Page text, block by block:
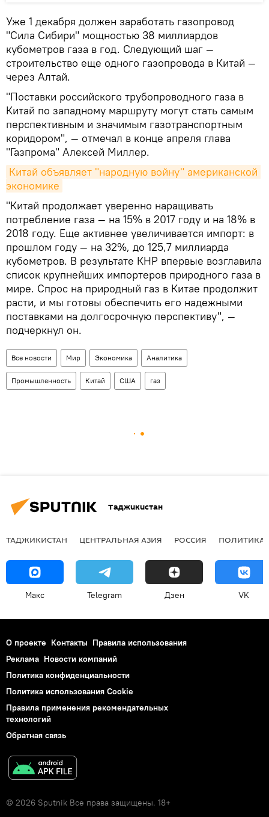
Уже 1 декабря должен заработать газопровод
"Сила Сибири" мощностью 38 миллиардов
кубометров газа в год. Следующий шаг —
строительство еще одного газопровода в Китай —
через Алтай.
"Поставки российского трубопроводного газа в
Китай по западному маршруту могут стать самым
перспективным и значимым газотранспортным
коридором", — отмечал в конце апреля глава
"Газпрома" Алексей Миллер.
Китай объявляет "народную войну" американской
экономике
"Китай продолжает уверенно наращивать
потребление газа — на 15% в 2017 году и на 18% в
2018 году. Еще активнее увеличивается импорт: в
прошлом году — на 32%, до 125,7 миллиарда
кубометров. В результате КНР впервые возглавила
список крупнейших импортеров природного газа в
мире. Спрос на природный газ в Китае продолжит
расти, и мы готовы обеспечить его надежными
поставками на долгосрочную перспективу", —
подчеркнул он.
Все новости Мир Экономика Аналитика
Промышленность Китай США газ
Таджикистан
ТАДЖИКИСТАН ЦЕНТРАЛЬНАЯ АЗИЯ РОССИЯ ПОЛИТИКА
Макс Telegram Дзен VK
О проекте Контакты Правила использования
Реклама Новости компаний
Политика конфиденциальности
Политика использования Cookie
Правила применения рекомендательных
технологий
Обратная связь
© 2026 Sputnik Все права защищены. 18+